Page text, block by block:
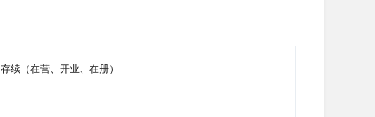
存续（在营、开业、在册）